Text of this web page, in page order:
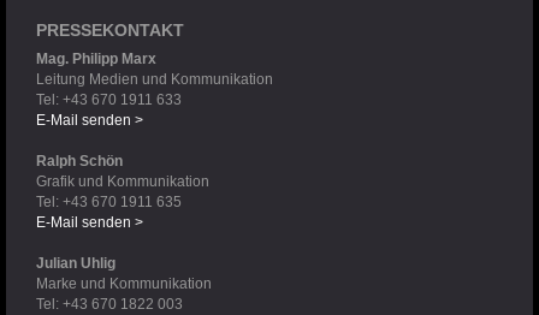
PRESSEKONTAKT
Mag. Philipp Marx
Leitung Medien und Kommunikation
Tel: +43 670 1911 633
E-Mail senden >
Ralph Schön
Grafik und Kommunikation
Tel: +43 670 1911 635
E-Mail senden >
Julian Uhlig
Marke und Kommunikation
Tel: +43 670 1822 003